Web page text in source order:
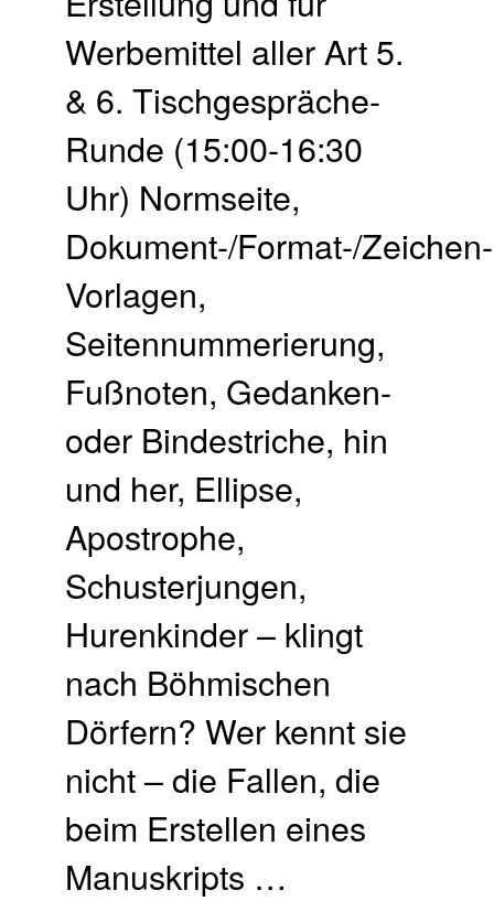
Werbemittel aller Art 5.
& 6. Tischgespräche-
Runde (15:00-16:30
Uhr) Normseite,
Dokument-/Format-/Zeichen-
Vorlagen,
Seitennummerierung,
Fußnoten, Gedanken-
oder Bindestriche, hin
und her, Ellipse,
Apostrophe,
Schusterjungen,
Hurenkinder – klingt
nach Böhmischen
Dörfern? Wer kennt sie
nicht – die Fallen, die
beim Erstellen eines
Manuskripts …